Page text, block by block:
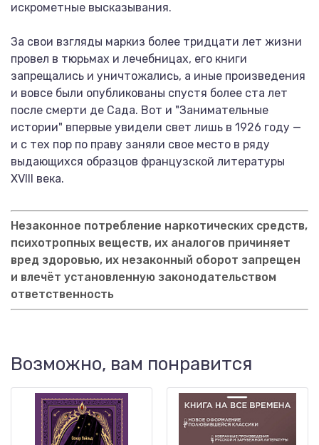
искрометные высказывания.
За свои взгляды маркиз более тридцати лет жизни
провел в тюрьмах и лечебницах, его книги
запрещались и уничтожались, а иные произведения
и вовсе были опубликованы спустя более ста лет
после смерти де Сада. Вот и "Занимательные
истории" впервые увидели свет лишь в 1926 году —
и с тех пор по праву заняли свое место в ряду
выдающихся образцов французской литературы
XVIII века.
Незаконное потребление наркотических средств,
психотропных веществ, их аналогов причиняет
вред здоровью, их незаконный оборот запрещен
и влечёт установленную законодательством
ответственность
Возможно, вам понравится